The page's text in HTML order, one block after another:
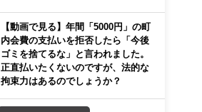
【動画で見る】年間「5000円」の町
内会費の支払いを拒否したら「今後
ゴミを捨てるな」と言われました。
正直払いたくないのですが、法的な
拘束力はあるのでしょうか？